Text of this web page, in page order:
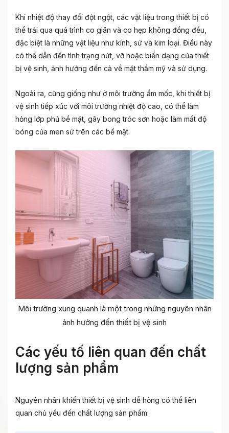
Khi nhiệt độ thay đổi đột ngột, các vật liệu trong thiết bị có
thể trải qua quá trình co giãn và co hẹp không đồng đều,
đặc biệt là những vật liệu như kính, sứ và kim loại. Điều này
có thể dẫn đến tình trạng nứt, vỡ hoặc biến dạng của thiết
bị vệ sinh, ảnh hưởng đến cả về mặt thẩm mỹ và sử dụng.
Ngoài ra, cũng giống như ở môi trường ẩm mốc, khi thiết bị
vệ sinh tiếp xúc với môi trường nhiệt độ cao, có thể làm
hỏng lớp phủ bề mặt, gây bong tróc sơn hoặc làm mất độ
bóng của men sứ trên các bề mặt.
Môi trường xung quanh là một trong những nguyên nhân
ảnh hưởng đến thiết bị vệ sinh
Các yếu tố liên quan đến chất
lượng sản phẩm
Nguyên nhân khiến thiết bị vệ sinh dễ hỏng có thể liên
quan chủ yếu đến chất lượng sản phẩm: